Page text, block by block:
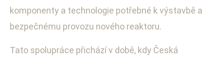
komponenty a technologie potřebné k výstavbě a
bezpečnému provozu nového reaktoru.
Tato spolupráce přichází v době, kdy Česká